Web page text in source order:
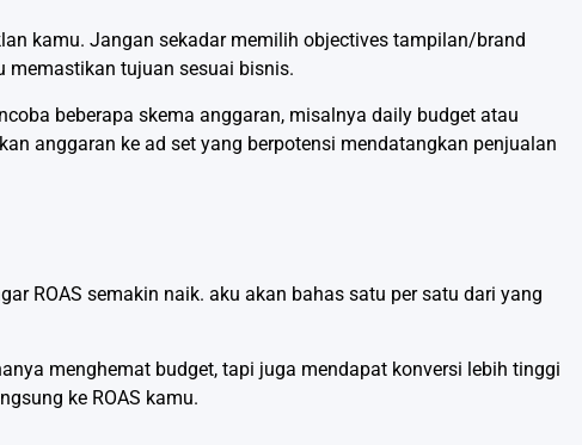
kamu. Jangan sekadar memilih objectives tampilan/brand
memastikan tujuan sesuai bisnis.
beberapa skema anggaran, misalnya daily budget atau
anggaran ke ad set yang berpotensi mendatangkan penjualan
ROAS semakin naik. aku akan bahas satu per satu dari yang
menghemat budget, tapi juga mendapat konversi lebih tinggi
ke ROAS kamu.